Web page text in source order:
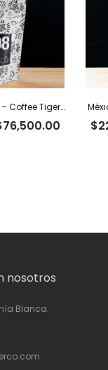
Colombia Orgánico – Coffee Tiger Co
76,500.00Rango
$
nosotros
Blanca.